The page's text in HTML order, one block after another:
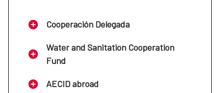
Cooperación Delegada
Water and Sanitation Cooperation
Fund
AECID abroad